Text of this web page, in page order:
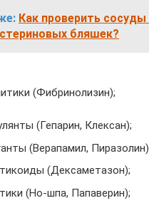
Как проверить сосуды
бляшек?
(Фибринолизин);
(Гепарин, Клексан);
(Верапамил,
(Дексаметазон);
(Но-шпа, Папаверин);